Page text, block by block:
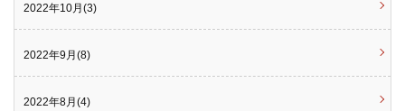
2022年10月(3)
2022年9月(8)
2022年8月(4)